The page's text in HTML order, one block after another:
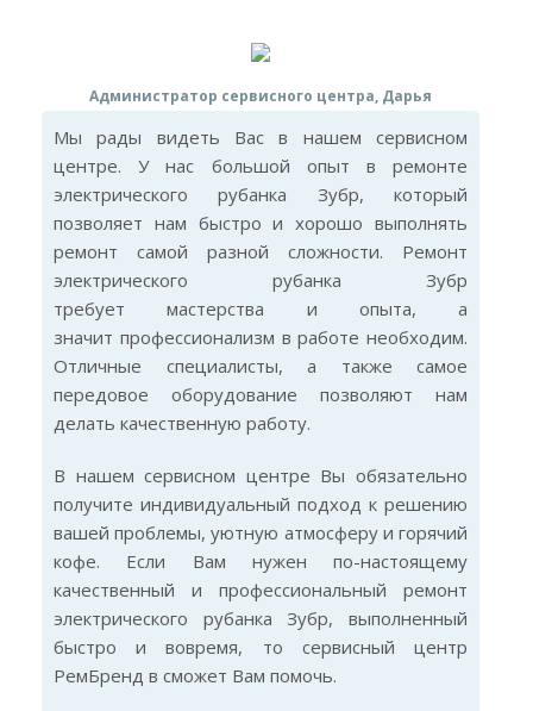
Администратор сервисного центра, Дарья
Мы рады видеть Вас в нашем сервисном
центре. У нас большой опыт в ремонте
электрического рубанка Зубр, который
позволяет нам быстро и хорошо выполнять
ремонт самой разной сложности. Ремонт
электрического рубанка Зубр
требует мастерства и опыта, а
значит профессионализм в работе необходим.
Отличные специалисты, а также самое
передовое оборудование позволяют нам
делать качественную работу.
В нашем сервисном центре Вы обязательно
получите индивидуальный подход к решению
вашей проблемы, уютную атмосферу и горячий
кофе. Если Вам нужен по-настоящему
качественный и профессиональный ремонт
электрического рубанка Зубр, выполненный
быстро и вовремя, то сервисный центр
РемБренд в сможет Вам помочь.